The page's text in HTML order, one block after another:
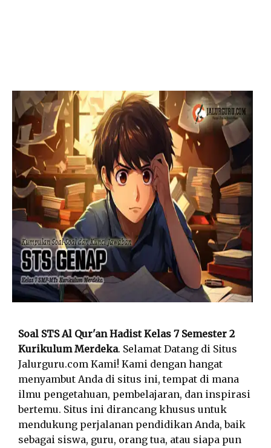
Soal STS Al Qur'an Hadist Kelas 7 Semester 2
Kurikulum Merdeka. Selamat Datang di Situs
Jalurguru.com Kami! Kami dengan hangat
menyambut Anda di situs ini, tempat di mana
ilmu pengetahuan, pembelajaran, dan inspirasi
bertemu. Situs ini dirancang khusus untuk
mendukung perjalanan pendidikan Anda, baik
sebagai siswa, guru, orang tua, atau siapa pun